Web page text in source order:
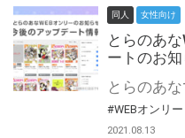
同人 女性向け
とらのあ
ートのお知
#WEBオンリー
2021.08.13